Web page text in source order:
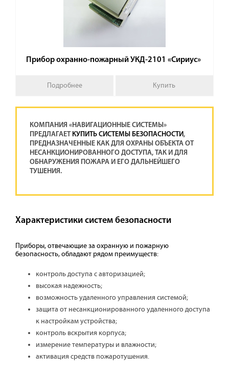
Прибор охранно-пожарный УКД-2101 «Сириус»
Подробнее Купить
КОМПАНИЯ «НАВИГАЦИОННЫЕ СИСТЕМЫ»
ПРЕДЛАГАЕТ КУПИТЬ СИСТЕМЫ БЕЗОПАСНОСТИ,
ПРЕДНАЗНАЧЕННЫЕ КАК ДЛЯ ОХРАНЫ ОБЪЕКТА ОТ
НЕСАНКЦИОНИРОВАННОГО ДОСТУПА, ТАК И ДЛЯ
ОБНАРУЖЕНИЯ ПОЖАРА И ЕГО ДАЛЬНЕЙШЕГО
ТУШЕНИЯ.
Характеристики систем безопасности
Приборы, отвечающие за охранную и пожарную
безопасность, обладают рядом преимуществ:
контроль доступа с авторизацией;
высокая надежность;
возможность удаленного управления системой;
защита от несанкционированного удаленного доступа
к настройкам устройства;
контроль вскрытия корпуса;
измерение температуры и влажности;
активация средств пожаротушения.